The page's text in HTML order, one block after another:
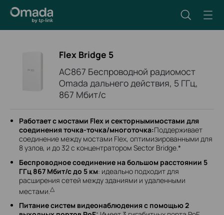
Flex Bridge 5
AC867 Беспроводной радиомост
Omada дальнего действия, 5 ГГц,
867 Мбит/с
Работает с мостами Flex и секторнымимостами для
соединения точка-точка/многоточка:Поддерживает
соединение между мостами Flex, оптимизированными для
8 узлов, и до 32 с концентратором Sector Bridge.*
Беспроводное соединение на большом расстоянии 5
ГГц 867 Мбит/с до 5 км: идеально подходит для
расширения сетей между зданиями и удаленными
местами. △
Питание систем видеонаблюдения с помощью 2